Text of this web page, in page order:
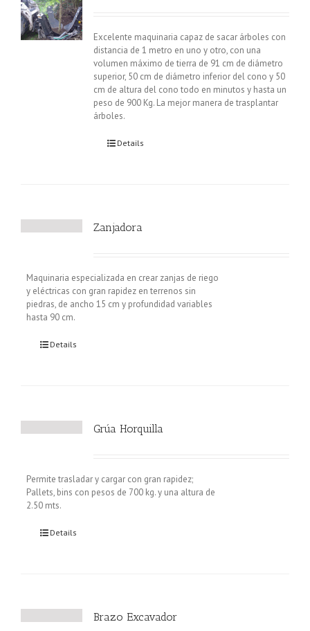
Excelente maquinaria capaz de sacar árboles con
distancia de 1 metro en uno y otro, con una
volumen máximo de tierra de 91 cm de diámetro
superior, 50 cm de diámetro inferior del cono y 50
cm de altura del cono todo en minutos y hasta un
peso de 900 Kg. La mejor manera de trasplantar
árboles.
Details
Zanjadora
Maquinaria especializada en crear zanjas de riego
y eléctricas con gran rapidez en terrenos sin
piedras, de ancho 15 cm y profundidad variables
hasta 90 cm.
Details
Grúa Horquilla
Permite trasladar y cargar con gran rapidez;
Pallets, bins con pesos de 700 kg. y una altura de
2.50 mts.
Details
Brazo Excavador